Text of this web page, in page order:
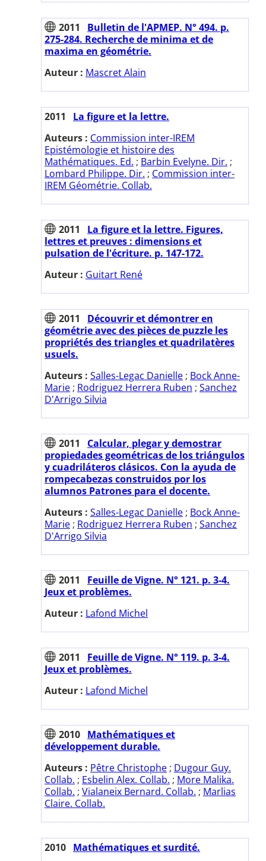
2011
Bulletin de l'APMEP. N° 494. p.
275-284. Recherche de minima et de
maxima en géométrie.
Auteur : Mascret Alain
2011
La figure et la lettre.
Auteurs : Commission inter-IREM
Epistémologie et histoire des
Mathématiques. Ed. ; Barbin Evelyne. Dir. ;
Lombard Philippe. Dir. ; Commission inter-
IREM Géométrie. Collab.
2011
La figure et la lettre. Figures,
lettres et preuves : dimensions et
pulsation de l'écriture. p. 147-172.
Auteur : Guitart René
2011
Découvrir et démontrer en
géométrie avec des pièces de puzzle les
propriétés des triangles et quadrilatères
usuels.
Auteurs : Salles-Legac Danielle ; Bock Anne-
Marie ; Rodriguez Herrera Ruben ; Sanchez
D'Arrigo Silvia
2011
Calcular, plegar y demostrar
propiedades geométricas de los triángulos
y cuadriláteros clásicos. Con la ayuda de
rompecabezas construidos por los
alumnos Patrones para el docente.
Auteurs : Salles-Legac Danielle ; Bock Anne-
Marie ; Rodriguez Herrera Ruben ; Sanchez
D'Arrigo Silvia
2011
Feuille de Vigne. N° 121. p. 3-4.
Jeux et problèmes.
Auteur : Lafond Michel
2011
Feuille de Vigne. N° 119. p. 3-4.
Jeux et problèmes.
Auteur : Lafond Michel
2010 Mathématiques et
développement durable.
Auteurs : Pêtre Christophe ; Dugour Guy.
Collab. ; Esbelin Alex. Collab. ; More Malika.
Collab. ; Vialaneix Bernard. Collab. ; Marlias
Claire. Collab.
2010 Mathématiques et surdité.